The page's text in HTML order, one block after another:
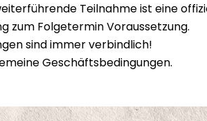
Teilnahme ist eine
zum Folgetermin Voraussetzung.
sind immer verbindlich!
Geschäftsbedingungen.